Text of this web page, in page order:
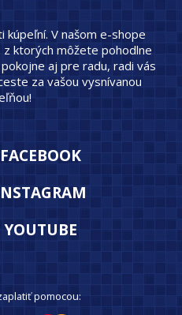
kúpeľní. V našom e-shope
ktorých môžete pohodlne
aj pre radu, radi vás
za vašou vysnívanou
YOUTUBE
pomocou: